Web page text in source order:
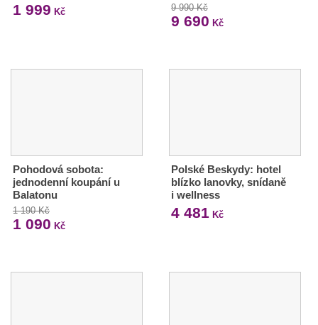
1 999 Kč 9 990 Kč
9 690 Kč
Pohodová sobota:
jednodenní koupání u
Balatonu
1 190 Kč
1 090 Kč
Polské Beskydy: hotel
blízko lanovky, snídaně
i wellness
4 481 Kč